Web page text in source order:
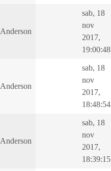
Anderson
sab, 18
nov
2017,
19:00:48
Anderson
sab, 18
nov
2017,
18:48:54
Anderson
sab, 18
nov
2017,
18:39:15